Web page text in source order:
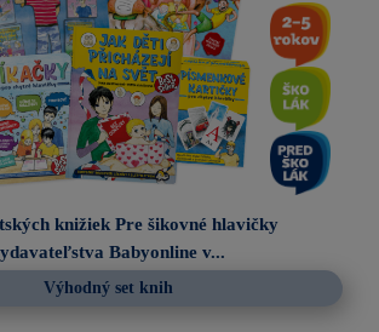
knižiek Pre šikovné hlavičky
Babyonline v...
Výhodný set knih